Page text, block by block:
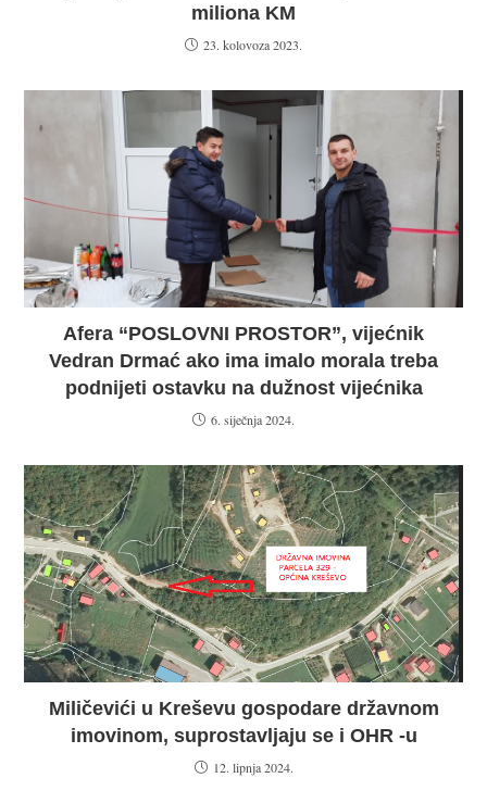
miliona KM
23. kolovoza 2023.
Afera “POSLOVNI PROSTOR”, vijećnik
Vedran Drmać ako ima imalo morala treba
podnijeti ostavku na dužnost vijećnika
6. siječnja 2024.
Miličevići u Kreševu gospodare državnom
imovinom, suprostavljaju se i OHR -u
12. lipnja 2024.